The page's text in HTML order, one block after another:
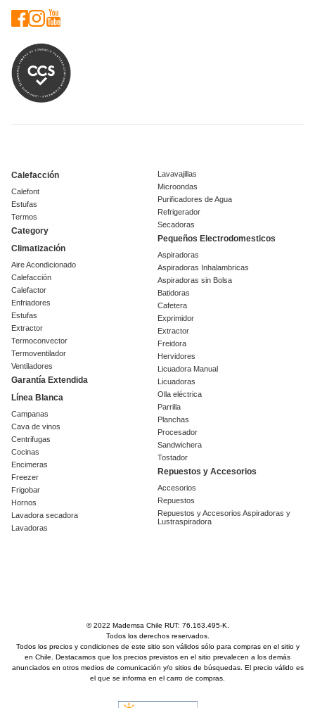
Calefacción
Calefont
Estufas
Termos
Category
Climatización
Aire Acondicionado
Calefacción
Calefactor
Enfriadores
Estufas
Extractor
Termoconvector
Termoventilador
Ventiladores
Garantía Extendida
Línea Blanca
Campanas
Cava de vinos
Centrifugas
Cocinas
Encimeras
Freezer
Frigobar
Hornos
Lavadora secadora
Lavadoras
Lavavajillas
Microondas
Purificadores de Agua
Refrigerador
Secadoras
Pequeños Electrodomesticos
Aspiradoras
Aspiradoras Inhalambricas
Aspiradoras sin Bolsa
Batidoras
Cafetera
Exprimidor
Extractor
Freidora
Hervidores
Licuadora Manual
Licuadoras
Olla eléctrica
Parrilla
Planchas
Procesador
Sandwichera
Tostador
Repuestos y Accesorios
Accesorios
Repuestos
Repuestos y Accesorios Aspiradoras y
Lustraspiradora
© 2022 Mademsa Chile RUT: 76.163.495-K.
Todos los derechos reservados.
Todos los precios y condiciones de este sitio son válidos sólo para compras en el sitio y
en Chile. Destacamos que los precios previstos en el sitio prevalecen a los demás
anunciados en otros medios de comunicación y/o sitios de búsquedas. El precio válido es
el que se informa en el carro de compras.